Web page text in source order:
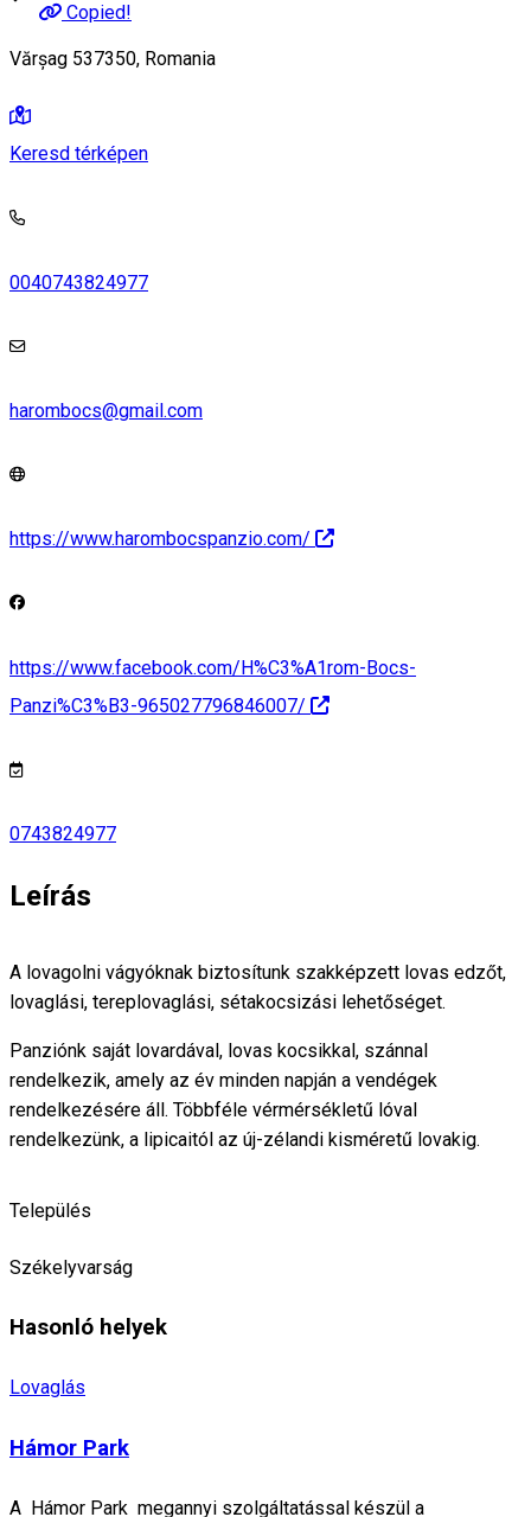
Copied!
Vărșag 537350, Romania
Keresd térképen
0040743824977
harombocs@gmail.com
https://www.harombocspanzio.com/
https://www.facebook.com/H%C3%A1rom-Bocs-
Panzi%C3%B3-965027796846007/
0743824977
Leírás
A lovagolni vágyóknak biztosítunk szakképzett lovas edzőt,
lovaglási, tereplovaglási, sétakocsizási lehetőséget.
Panziónk saját lovardával, lovas kocsikkal, szánnal
rendelkezik, amely az év minden napján a vendégek
rendelkezésére áll. Többféle vérmérsékletű lóval
rendelkezünk, a lipicaitól az új-zélandi kisméretű lovakig.
Település
Székelyvarság
Hasonló helyek
Lovaglás
Hámor Park
A Hámor Park megannyi szolgáltatással készül a